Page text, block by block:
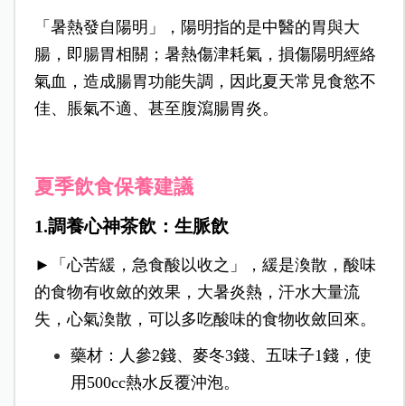
「暑熱發自陽明」，陽明指的是中醫的胃與大
腸，即腸胃相關；暑熱傷津耗氣，損傷陽明經絡
氣血，造成腸胃功能失調，因此夏天常見食慾不
佳、脹氣不適、甚至腹瀉腸胃炎。
夏季飲食保養建議
1.調養心神茶飲：生脈飲
►「心苦緩，急食酸以收之」，緩是渙散，酸味
的食物有收斂的效果，大暑炎熱，汗水大量流
失，心氣渙散，可以多吃酸味的食物收斂回來。
藥材：人參2錢、麥冬3錢、五味子1錢，使
用500cc熱水反覆沖泡。